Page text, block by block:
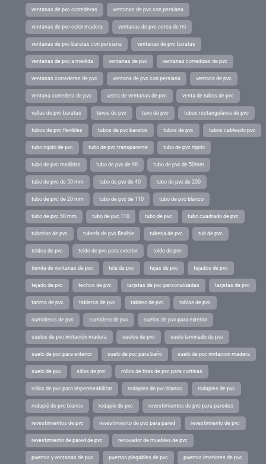
ventanas de pvc correderas ventanas de pvc con persiana
ventanas de pvc color madera ventanas de pvc cerca de mi
ventanas de pvc baratas con persiana ventanas de pvc baratas
ventanas de pvc a medida ventanas de pvc ventanas corredizas de pvc
ventanas correderas de pvc ventana de pvc con persiana ventana de pvc
ventana corredera de pvc venta de ventanas de pvc venta de tubos de pvc
vallas de pvc baratas tuvos de pvc tuvo de pvc tubos rectangulares de pvc
tubos de pvc flexibles tubos de pvc baratos tubos de pvc tubos cableado pvc
tubo rigido de pvc tubo de pvc transparente tubo de pvc rigido
tubo de pvc medidas tubo de pvc de 90 tubo de pvc de 50mm
tubo de pvc de 50 mm tubo de pvc de 40 tubo de pvc de 200
tubo de pvc de 20 mm tubo de pvc de 110 tubo de pvc blanco
tubo de pvc 50 mm tubo de pvc 110 tubo de pvc tubo cuadrado de pvc
tuberias de pvc tubería de pvc flexible tuberia de pvc tub de pvc
toldos de pvc toldo de pvc para exterior toldo de pvc
tienda de ventanas de pvc tela de pvc tejas de pvc tejados de pvc
tejado de pvc techos de pvc tarjetas de pvc personalizadas tarjetas de pvc
tarima de pvc tableros de pvc tablero de pvc tablas de pvc
sumideros de pvc sumidero de pvc suelos de pvc para exterior
suelos de pvc imitación madera suelos de pvc suelo laminado de pvc
suelo de pvc para exterior suelo de pvc para baño suelo de pvc imitacion madera
suelo de pvc sillas de pvc rollos de tiras de pvc para cortinas
rollos de pvc para impermeabilizar rodapies de pvc blanco rodapies de pvc
rodapié de pvc blanco rodapie de pvc revestimientos de pvc para paredes
revestimientos de pvc revestimiento de pvc para pared revestimiento de pvc
revestimiento de pared de pvc renovador de muebles de pvc
puertas y ventanas de pvc puertas plegables de pvc puertas interiores de pvc